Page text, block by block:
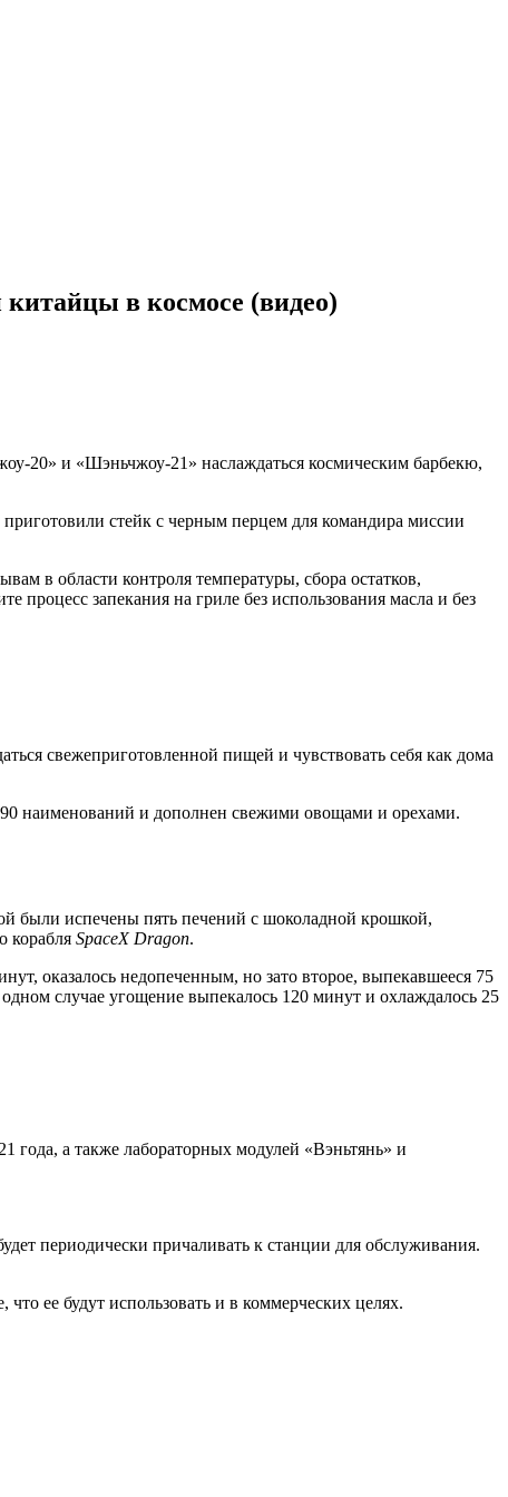
в космосе (видео)
20» и «Шэньчжоу-21» наслаждаться космическим барбекю,
стейк с черным перцем для командира миссии
в области контроля температуры, сбора остатков,
процесс запекания на гриле без использования масла и без
свежеприготовленной пищей и чувствовать себя как дома
наименований и дополнен свежими овощами и орехами.
были испечены пять печений с шоколадной крошкой,
корабля SpaceX Dragon.
оказалось недопеченным, но зато второе, выпекавшееся 75
случае угощение выпекалось 120 минут и охлаждалось 25
года, а также лабораторных модулей «Вэньтянь» и
периодически причаливать к станции для обслуживания.
ее будут использовать и в коммерческих целях.